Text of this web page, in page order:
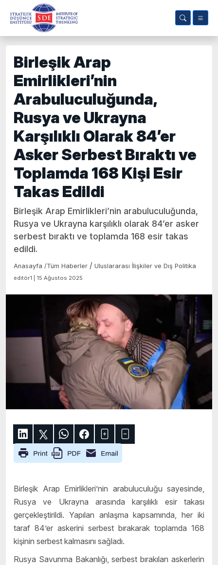
Birleşik Arap
Emirlikleri’nin
Arabuluculuğunda,
Rusya ve Ukrayna
Karşılıklı Olarak 84’er
Asker Serbest Bıraktı ve
Toplamda 168 Kişi Esir
Takas Edildi
Birleşik Arap Emirlikleri’nin arabuluculuğunda,
Rusya ve Ukrayna karşılıklı olarak 84’er asker
serbest bıraktı ve toplamda 168 esir takas
edildi.
Anasayfa /Tüm Haberler / Uluslararası İlişkiler ve Dış Politika
editör1 | 15 Ağustos 2025
Birleşik Arap Emirlikleri’nin arabuluculuğu sayesinde,
Rusya ve Ukrayna arasında karşılıklı esir takası
gerçekleştirildi. Yapılan anlaşma kapsamında, her iki
taraf 84’er askerini serbest bırakarak toplamda 168
kişinin serbest kalmasını sağladı.
Rusya Savunma Bakanlığı, serbest bırakılan askerlerin